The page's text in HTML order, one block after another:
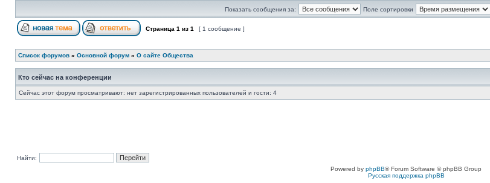
Показать сообщения за: Поле сортировки
Страница 1 из 1 [ 1 сообщение ]
Список форумов » Основной форум » О сайте Общества
Кто сейчас на конференции
Сейчас этот форум просматривают: нет зарегистрированных пользователей и гости: 4
Найти:
Powered by phpBB® Forum Software © phpBB Group
Русская поддержка phpBB